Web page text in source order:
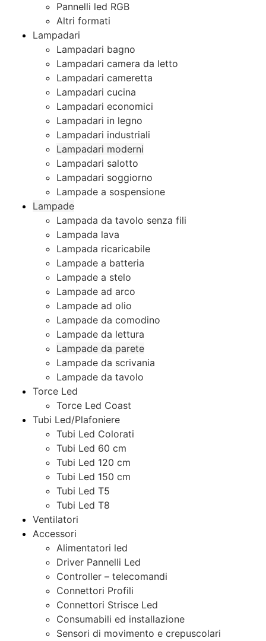
Pannelli led RGB
Altri formati
Lampadari
Lampadari bagno
Lampadari camera da letto
Lampadari cameretta
Lampadari cucina
Lampadari economici
Lampadari in legno
Lampadari industriali
Lampadari moderni
Lampadari salotto
Lampadari soggiorno
Lampade a sospensione
Lampade
Lampada da tavolo senza fili
Lampada lava
Lampada ricaricabile
Lampade a batteria
Lampade a stelo
Lampade ad arco
Lampade ad olio
Lampade da comodino
Lampade da lettura
Lampade da parete
Lampade da scrivania
Lampade da tavolo
Torce Led
Torce Led Coast
Tubi Led/Plafoniere
Tubi Led Colorati
Tubi Led 60 cm
Tubi Led 120 cm
Tubi Led 150 cm
Tubi Led T5
Tubi Led T8
Ventilatori
Accessori
Alimentatori led
Driver Pannelli Led
Controller – telecomandi
Connettori Profili
Connettori Strisce Led
Consumabili ed installazione
Sensori di movimento e crepuscolari